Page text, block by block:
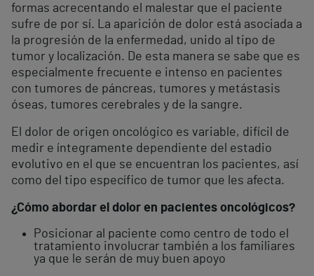
formas acrecentando el malestar que el paciente
sufre de por sí. La aparición de dolor está asociada a
la progresión de la enfermedad, unido al tipo de
tumor y localización. De esta manera se sabe que es
especialmente frecuente e intenso en pacientes
con tumores de páncreas, tumores y metástasis
óseas, tumores cerebrales y de la sangre.
El dolor de origen oncológico es variable, difícil de
medir e íntegramente dependiente del estadio
evolutivo en el que se encuentran los pacientes, así
como del tipo específico de tumor que les afecta.
¿Cómo abordar el dolor en pacientes oncológicos?
Posicionar al paciente como centro de todo el
tratamiento involucrar también a los familiares
ya que le serán de muy buen apoyo